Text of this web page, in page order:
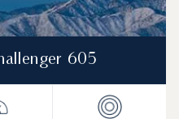
605